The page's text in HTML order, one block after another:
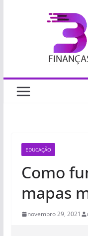
EDUCAÇÃO
Como
mapas
novembro 29, 2021